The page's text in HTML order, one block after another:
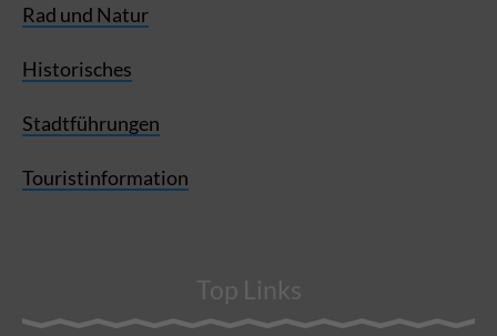
Rad und Natur
Historisches
Stadtführungen
Touristinformation
Top Links